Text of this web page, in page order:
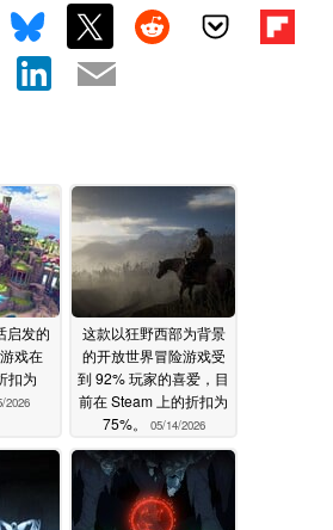
启发的
戏在
扣为
2026
这款以狂野西部为背景
的开放世界冒险游戏受
到 92% 玩家的喜爱，目
前在 Steam 上的折扣为
75%。
05/14/2026